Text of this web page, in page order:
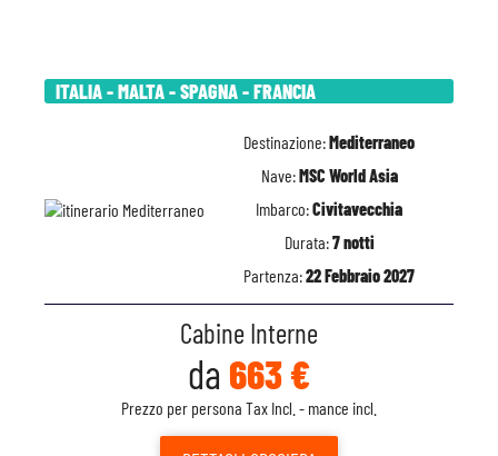
ITALIA - MALTA - SPAGNA - FRANCIA
Destinazione:Mediterraneo
Nave:MSC World Asia
Imbarco:Civitavecchia
Durata:7 notti
Partenza:22 Febbraio 2027
Cabine Interne
da 663 €
Prezzo per persona Tax Incl. - mance incl.